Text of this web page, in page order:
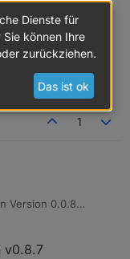
Attribute.
, MyTime,,pi-hole2
2-widgets-rssfeed
1
Version 0.0.8
mehr Attribute.
v0.8.7
Dienste für
Sie können Ihre
zurückziehen.
Das ist ok